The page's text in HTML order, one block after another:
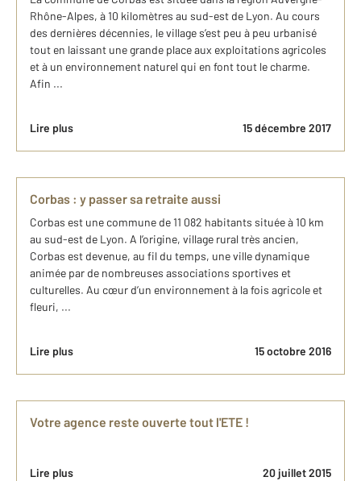
Rhône-Alpes, à 10 kilomètres au sud-est de Lyon. Au cours
des dernières décennies, le village s’est peu à peu urbanisé
tout en laissant une grande place aux exploitations agricoles
et à un environnement naturel qui en font tout le charme.
Afin ...
Lire plus 15 décembre 2017
Corbas : y passer sa retraite aussi
Corbas est une commune de 11 082 habitants située à 10 km
au sud-est de Lyon. A l’origine, village rural très ancien,
Corbas est devenue, au fil du temps, une ville dynamique
animée par de nombreuses associations sportives et
culturelles. Au cœur d’un environnement à la fois agricole et
fleuri, ...
Lire plus 15 octobre 2016
Votre agence reste ouverte tout l'ETE !
Lire plus 20 juillet 2015